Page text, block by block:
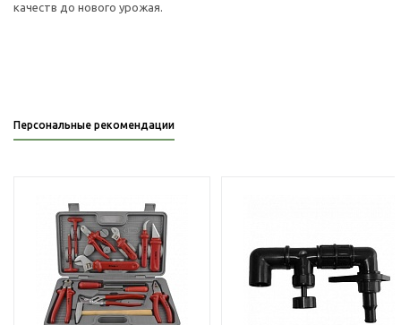
качеств до нового урожая.
Персональные рекомендации